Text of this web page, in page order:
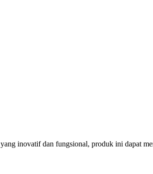
inovatif dan fungsional, produk ini dapat